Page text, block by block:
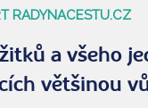
RADYNACESTU.CZ
a všeho
většinou